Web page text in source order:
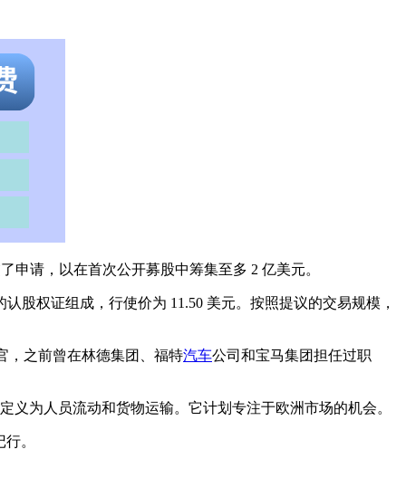
申请，以在首次公开募股中筹集至多 2 亿美元。
股权证组成，行使价为 11.50 美元。按照提议的交易规模，
，之前曾在林德集团、福特汽车公司和宝马集团担任过职
义为人员流动和货物运输。它计划专注于欧洲市场的机会。
。